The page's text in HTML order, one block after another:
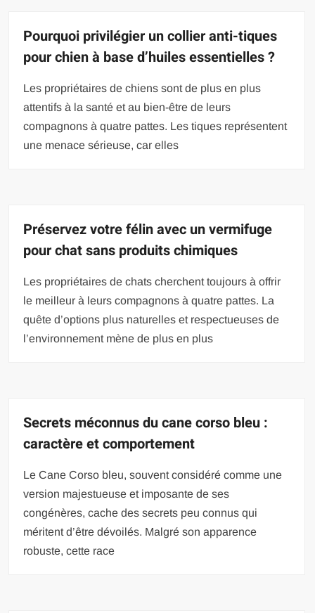
Pourquoi privilégier un collier anti-tiques
pour chien à base d’huiles essentielles ?
Les propriétaires de chiens sont de plus en plus
attentifs à la santé et au bien-être de leurs
compagnons à quatre pattes. Les tiques représentent
une menace sérieuse, car elles
Préservez votre félin avec un vermifuge
pour chat sans produits chimiques
Les propriétaires de chats cherchent toujours à offrir
le meilleur à leurs compagnons à quatre pattes. La
quête d’options plus naturelles et respectueuses de
l’environnement mène de plus en plus
Secrets méconnus du cane corso bleu :
caractère et comportement
Le Cane Corso bleu, souvent considéré comme une
version majestueuse et imposante de ses
congénères, cache des secrets peu connus qui
méritent d’être dévoilés. Malgré son apparence
robuste, cette race